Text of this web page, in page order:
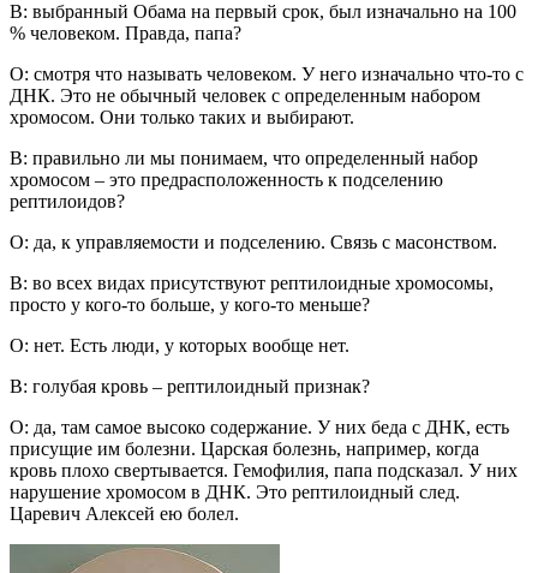
В: выбранный Обама на первый срок, был изначально на 100
% человеком. Правда, папа?
О: смотря что называть человеком. У него изначально что-то с
ДНК. Это не обычный человек с определенным набором
хромосом. Они только таких и выбирают.
В: правильно ли мы понимаем, что определенный набор
хромосом – это предрасположенность к подселению
рептилоидов?
О: да, к управляемости и подселению. Связь с масонством.
В: во всех видах присутствуют рептилоидные хромосомы,
просто у кого-то больше, у кого-то меньше?
О: нет. Есть люди, у которых вообще нет.
В: голубая кровь – рептилоидный признак?
О: да, там самое высоко содержание. У них беда с ДНК, есть
присущие им болезни. Царская болезнь, например, когда
кровь плохо свертывается. Гемофилия, папа подсказал. У них
нарушение хромосом в ДНК. Это рептилоидный след.
Царевич Алексей ею болел.